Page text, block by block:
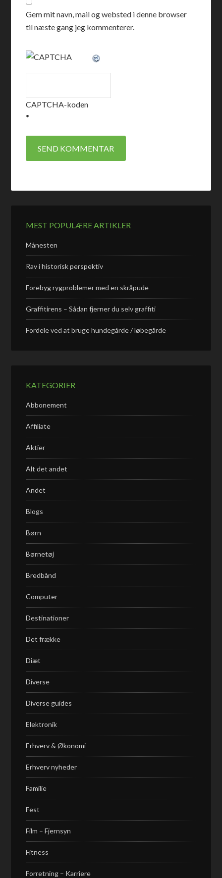
Gem mit navn, mail og websted i denne browser
til næste gang jeg kommenterer.
CAPTCHA-koden
*
MEST POPULÆRE ARTIKLER
Månesten
Rav i historisk perspektiv
Forebyg rygproblemer med en skråpude
Graffitirens – Sådan fjerner du selv graffiti
Fordele ved at bruge hundegårde / løbegårde
KATEGORIER
Abbonement
Affiliate
Aktier
Alt det andet
Andet
Blogs
Børn
Børnetøj
Bredbånd
Computer
Destinationer
Det frække
Diæt
Diverse
Diverse guides
Elektronik
Erhverv & Økonomi
Erhverv nyheder
Familie
Fest
Film – Fjernsyn
Fitness
Forretning – Karriere